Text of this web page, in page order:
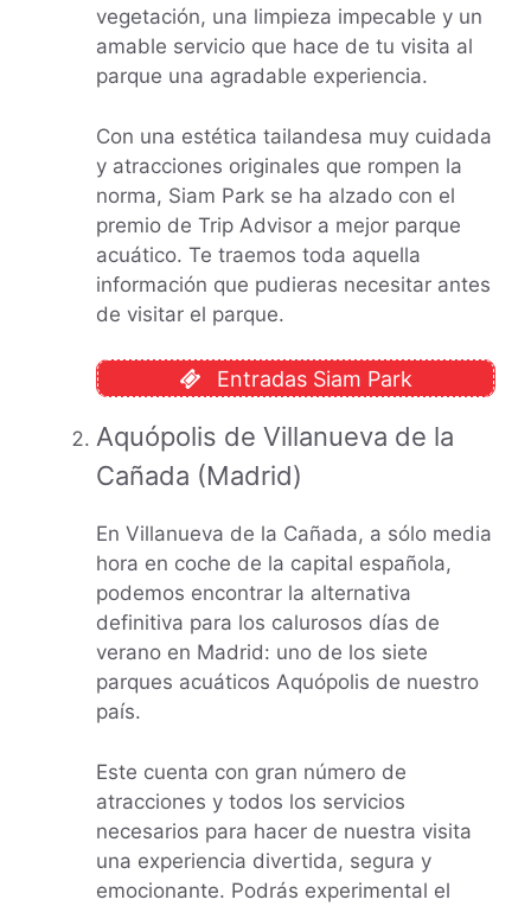
vegetación, una limpieza impecable y un
amable servicio que hace de tu visita al
parque una agradable experiencia.
Con una estética tailandesa muy cuidada
y atracciones originales que rompen la
norma, Siam Park se ha alzado con el
premio de Trip Advisor a mejor parque
acuático. Te traemos toda aquella
información que pudieras necesitar antes
de visitar el parque.
Entradas Siam Park
Aquópolis de Villanueva de la
Cañada (Madrid)
En Villanueva de la Cañada, a sólo media
hora en coche de la capital española,
podemos encontrar la alternativa
definitiva para los calurosos días de
verano en Madrid: uno de los siete
parques acuáticos Aquópolis de nuestro
país.
Este cuenta con gran número de
atracciones y todos los servicios
necesarios para hacer de nuestra visita
una experiencia divertida, segura y
emocionante. Podrás experimental el